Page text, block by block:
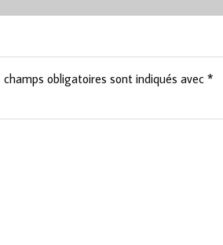
champs obligatoires sont indiqués avec *